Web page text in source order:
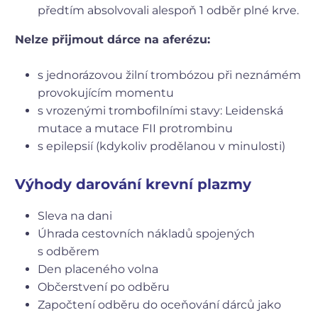
předtím absolvovali alespoň 1 odběr plné krve.
Nelze přijmout dárce na aferézu:
s jednorázovou žilní trombózou při neznámém
provokujícím momentu
s vrozenými trombofilními stavy: Leidenská
mutace a mutace FII protrombinu
s epilepsií (kdykoliv prodělanou v minulosti)
Výhody darování krevní plazmy
Sleva na dani
Úhrada cestovních nákladů spojených
s odběrem
Den placeného volna
Občerstvení po odběru
Započtení odběru do oceňování dárců jako